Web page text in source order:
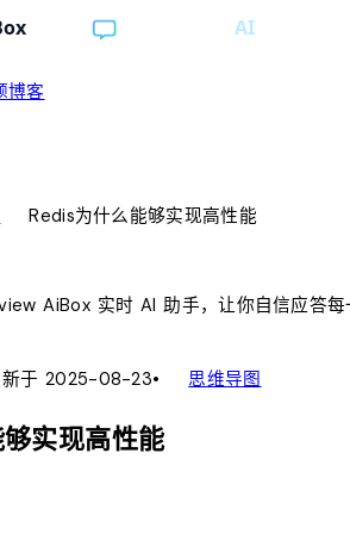
博客
chevron_rightRedis为什么能够实现高性能
AiBox实时 AI 助手，让你自信应答每
新于 2025-08-23• account_tree思维导图
实现高性能